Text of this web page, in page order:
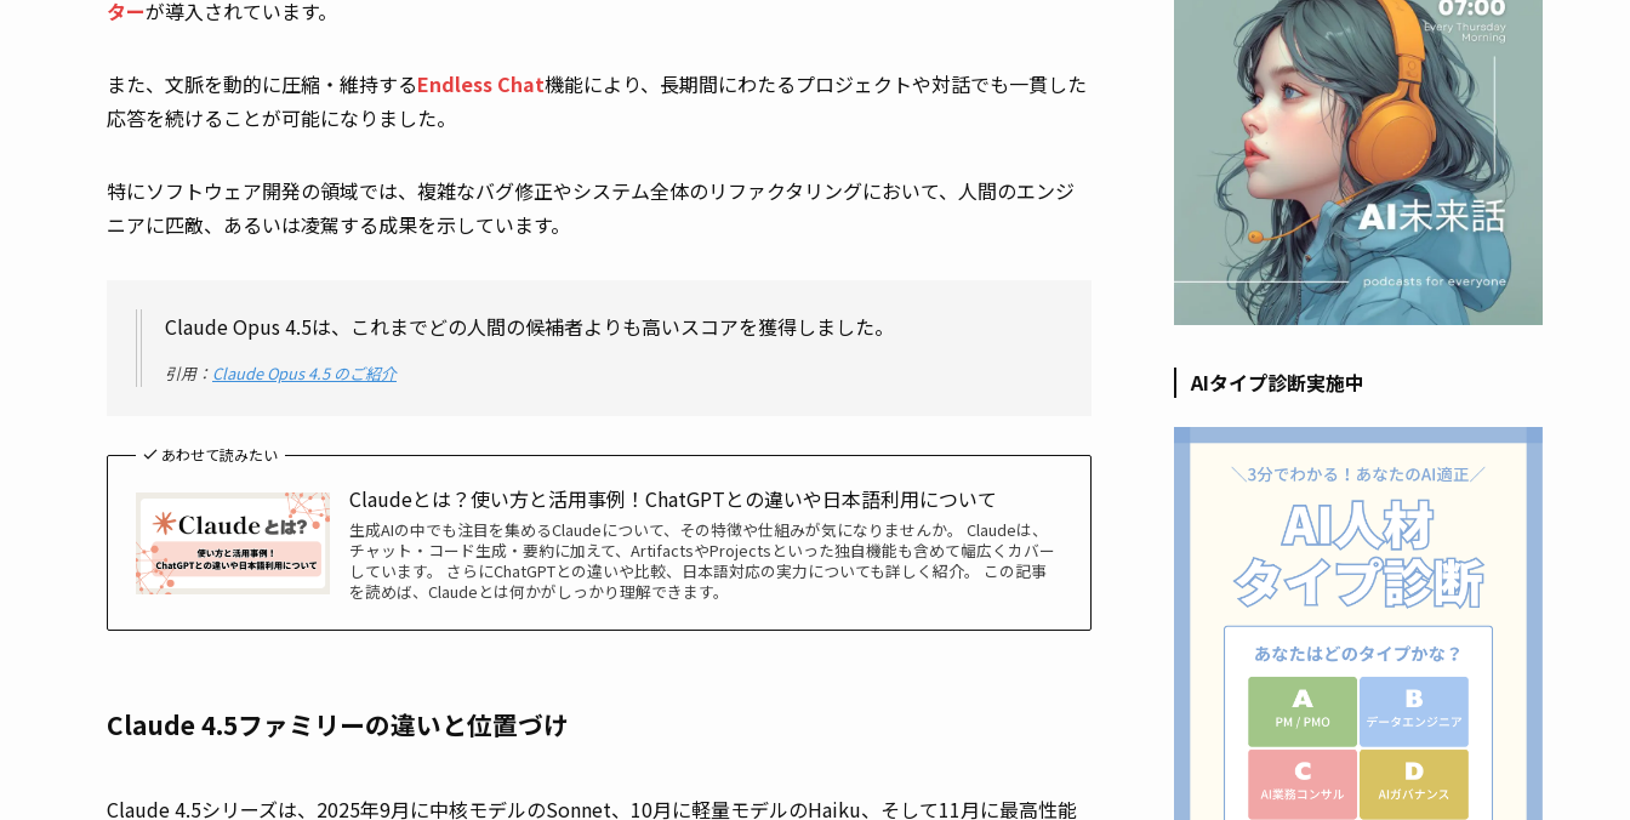
ターが導入されています。
また、文脈を動的に圧縮・維持するEndless Chat機能により、長期間にわたるプロジェクトや対話でも一貫した
応答を続けることが可能になりました。
特にソフトウェア開発の領域では、複雑なバグ修正やシステム全体のリファクタリングにおいて、人間のエンジ
ニアに匹敵、あるいは凌駕する成果を示しています。
Claude Opus 4.5は、これまでどの人間の候補者よりも高いスコアを獲得しました。
引用： Claude Opus 4.5 のご紹介
あわせて読みたい
Claudeとは？使い方と活用事例！ChatGPTとの違いや日本語利用について
生成AIの中でも注目を集めるClaudeについて、その特徴や仕組みが気になりませんか。 Claudeは、
チャット・コード生成・要約に加えて、ArtifactsやProjectsといった独自機能も含めて幅広くカバー
しています。 さらにChatGPTとの違いや比較、日本語対応の実力についても詳しく紹介。 この記事
を読めば、Claudeとは何かがしっかり理解できます。
Claude 4.5ファミリーの違いと位置づけ
Claude 4.5シリーズは、2025年9月に中核モデルのSonnet、10月に軽量モデルのHaiku、そして11月に最高性能
AIタイプ診断実施中